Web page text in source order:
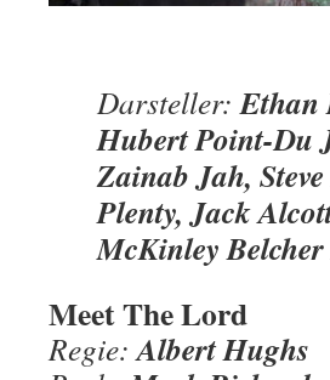
Darsteller: Ethan
Hubert Point-Du
Zainab Jah,
Plenty, Jack
McKinley
Meet The Lord
Regie:Albert Hughs